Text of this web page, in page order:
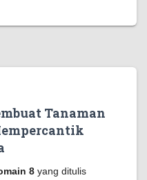
Tanaman
8 yang ditulis